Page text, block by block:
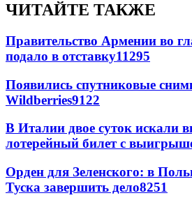
ЧИТАЙТЕ ТАКЖЕ
Правительство Армении во
подало в отставку11295
Появились спутниковые
Wildberries9122
В Италии двое суток искали
лотерейный билет с
Орден для Зеленского: в
Туска завершить дело8251